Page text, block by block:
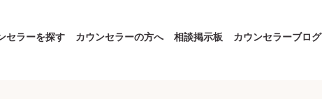
セラーを探す カウンセラーの方へ 相談掲示板 カウンセラーブログ